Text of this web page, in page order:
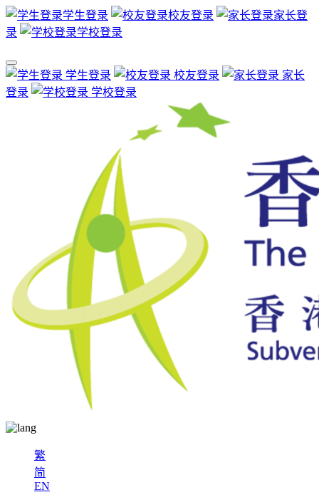
学生登录 校友登录
家长登
录
学校登录
学生登录 校友登录
家长
登录
学校登录
繁
简
EN